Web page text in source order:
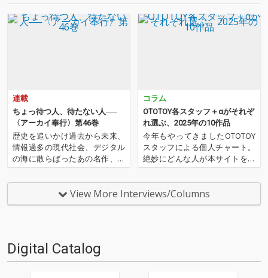
連載
ちょっ待つ人、待たない人──
〈アーカイ奉行〉第46巻
歴史を追いかけ過去から未来、
情報過多の現代社会、デジタル
の海に散らばったあの名作、こ
の名作たちをひとつにまとめる
仕事人…!〈アーカイ奉行〉が今
日もデジタルの乱世を治め
る…!'''〈アーカイ奉行〉と
コラム
OTOTOY各スタッフ＋αがそれぞ
れ選ぶ、2025年の10作品
今年もやってきましたOTOTOY
スタッフによる個人チャート。
絶妙にどんな人が本サイトを運
営しているのか？ そんな自己
紹介もちょっとかねておりま
す。2025年は、それぞれなにを
聴いてOTOTOYを作っていたの
View More Interviews/Columns
Digital Catalog